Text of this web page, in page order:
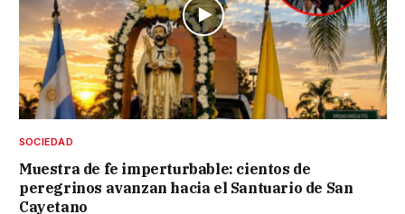
SOCIEDAD
Muestra de fe imperturbable: cientos de
peregrinos avanzan hacia el Santuario de San
Cayetano